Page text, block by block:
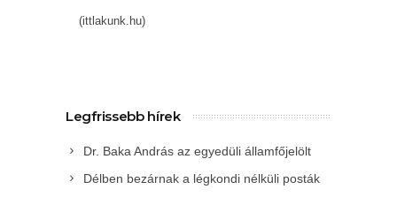
(ittlakunk.hu)
Legfrissebb hírek
Dr. Baka András az egyedüli államfőjelölt
Délben bezárnak a légkondi nélküli posták